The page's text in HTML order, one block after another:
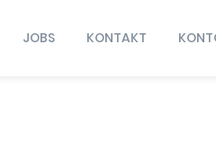
JOBS KONTAKT